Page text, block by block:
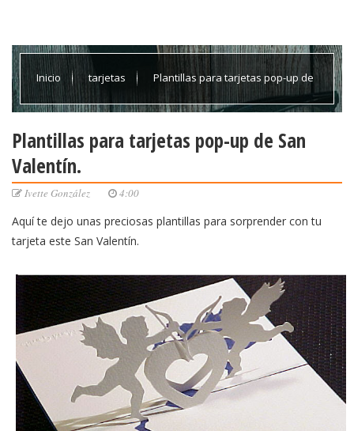
Inicio tarjetas Plantillas para tarjetas pop-up de
Plantillas para tarjetas pop-up de San
Valentín.
Ivette González 4:00
Aquí te dejo unas preciosas plantillas para sorprender con tu
tarjeta este San Valentín.